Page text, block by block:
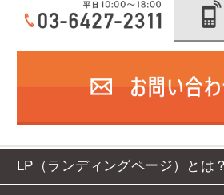
LP（ランディングページ）とは？